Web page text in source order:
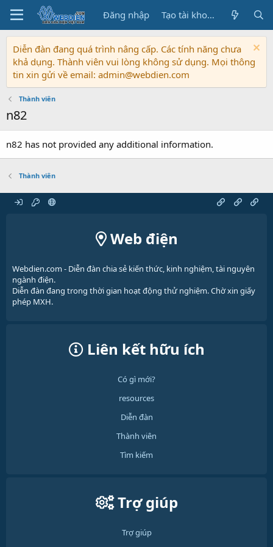
Đăng nhập Tạo tài khoản
Diễn đàn đang quá trình nâng cấp. Các tính năng chưa
khả dụng. Thành viên vui lòng không sử dụng. Mọi thông
tin xin gửi về email: admin@webdien.com
Thành viên
n82
n82 has not provided any additional information.
Thành viên
Web điện
Webdien.com - Diễn đàn chia sẻ kiến thức, kinh nghiệm, tài nguyên
ngành điện.
Diễn đàn đang trong thời gian hoạt động thử nghiệm. Chờ xin giấy
phép MXH.
Liên kết hữu ích
Có gì mới?
resources
Diễn đàn
Thành viên
Tìm kiếm
Trợ giúp
Trợ giúp